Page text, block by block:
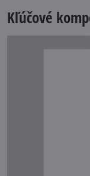
Kľúčové